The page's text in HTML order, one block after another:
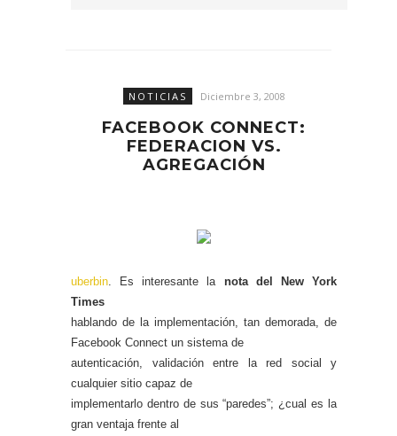
NOTICIAS Diciembre 3, 2008
FACEBOOK CONNECT:
FEDERACION VS.
AGREGACIÓN
uberbin . Es interesante la nota del New York
Times
hablando de la implementación, tan demorada, de
Facebook Connect un sistema de
autenticación, validación entre la red social y
cualquier sitio capaz de
implementarlo dentro de sus “paredes”; ¿cual es la
gran ventaja frente al